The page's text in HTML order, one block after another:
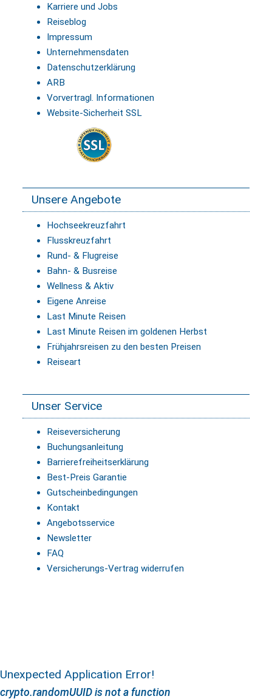
Karriere und Jobs
Reiseblog
Impressum
Unternehmensdaten
Datenschutzerklärung
ARB
Vorvertragl. Informationen
Website-Sicherheit SSL
Unsere Angebote
Hochseekreuzfahrt
Flusskreuzfahrt
Rund- & Flugreise
Bahn- & Busreise
Wellness & Aktiv
Eigene Anreise
Last Minute Reisen
Last Minute Reisen im goldenen Herbst
Frühjahrsreisen zu den besten Preisen
Reiseart
Unser Service
Reiseversicherung
Buchungsanleitung
Barrierefreiheitserklärung
Best-Preis Garantie
Gutscheinbedingungen
Kontakt
Angebotsservice
Newsletter
FAQ
Versicherungs-Vertrag widerrufen
Unexpected Application Error!
crypto.randomUUID is not a function